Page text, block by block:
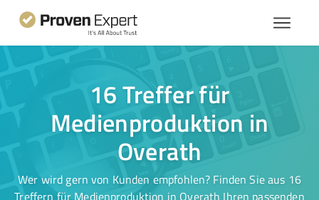
16 Treffer für
Medienproduktion in
Overath
Wer wird gern von Kunden empfohlen? Finden Sie aus 16
Treffern für Medienproduktion in Overath Ihren passenden